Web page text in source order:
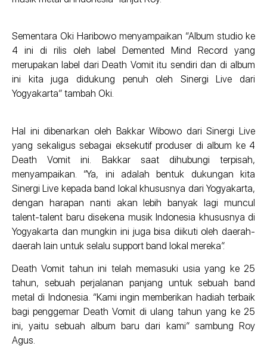
Sementara Oki Haribowo menyampaikan “Album studio ke
4 ini di rilis oleh label Demented Mind Record yang
merupakan label dari Death Vomit itu sendiri dan di album
ini kita juga didukung penuh oleh Sinergi Live dari
Yogyakarta” tambah Oki.
Hal ini dibenarkan oleh Bakkar Wibowo dari Sinergi Live
yang sekaligus sebagai eksekutif produser di album ke 4
Death Vomit ini. Bakkar saat dihubungi terpisah,
menyampaikan. “Ya, ini adalah bentuk dukungan kita
Sinergi Live kepada band lokal khususnya dari Yogyakarta,
dengan harapan nanti akan lebih banyak lagi muncul
talent-talent baru disekena musik Indonesia khususnya di
Yogyakarta dan mungkin ini juga bisa diikuti oleh daerah-
daerah lain untuk selalu support band lokal mereka”.
Death Vomit tahun ini telah memasuki usia yang ke 25
tahun, sebuah perjalanan panjang untuk sebuah band
metal di Indonesia. “Kami ingin memberikan hadiah terbaik
bagi penggemar Death Vomit di ulang tahun yang ke 25
ini, yaitu sebuah album baru dari kami” sambung Roy
Agus.